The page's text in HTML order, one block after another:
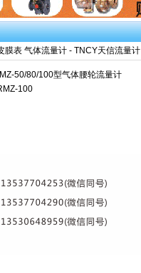
膜表 气体流量计 - TNCY天信流量计
50/80/100型气体腰轮流量计
100